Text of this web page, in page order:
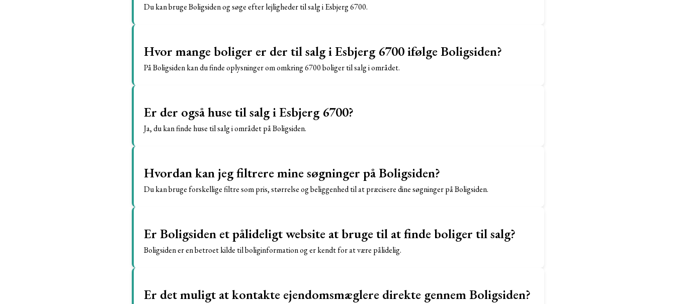
Du kan bruge Boligsiden og søge efter lejligheder til salg i Esbjerg 6700.
Hvor mange boliger er der til salg i Esbjerg 6700 ifølge Boligsiden?
På Boligsiden kan du finde oplysninger om omkring 6700 boliger til salg i området.
Er der også huse til salg i Esbjerg 6700?
Ja, du kan finde huse til salg i området på Boligsiden.
Hvordan kan jeg filtrere mine søgninger på Boligsiden?
Du kan bruge forskellige filtre som pris, størrelse og beliggenhed til at præcisere dine søgninger på Boligsiden.
Er Boligsiden et pålideligt website at bruge til at finde boliger til salg?
Boligsiden er en betroet kilde til boliginformation og er kendt for at være pålidelig.
Er det muligt at kontakte ejendomsmæglere direkte gennem Boligsiden?